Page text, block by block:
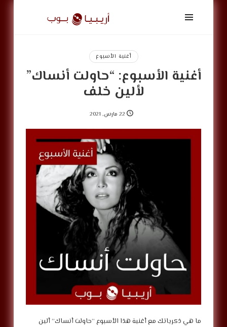
أريبيا
بوب
ArabiaPopأغنية الأسبوع
أغنية الأسبوع: “حاولت أنساك”
لألين خلف
22 مارس, 2021
ما هي ذكرياتك مع أغنية هذا الأسبوع “حاولت أنساك” ألين